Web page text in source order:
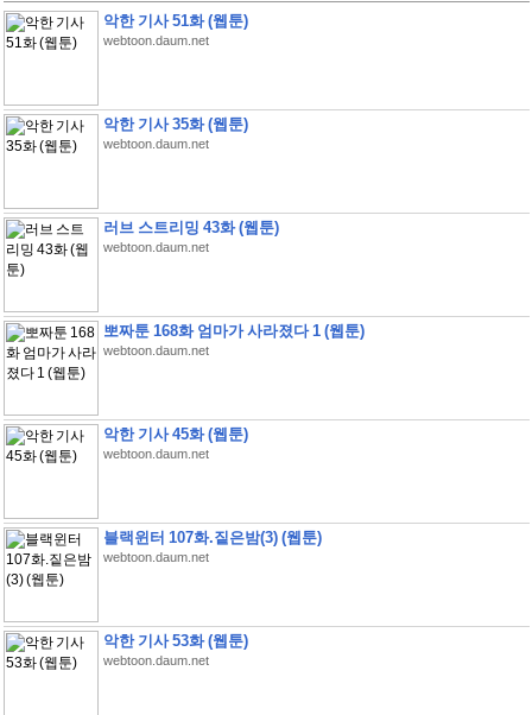
악한 기사 51화 (웹툰)
webtoon.daum.net
악한 기사 35화 (웹툰)
webtoon.daum.net
러브 스트리밍 43화 (웹툰)
webtoon.daum.net
뽀짜툰 168화 엄마가 사라졌다 1 (웹툰)
webtoon.daum.net
악한 기사 45화 (웹툰)
webtoon.daum.net
블랙윈터 107화.짙은밤(3) (웹툰)
webtoon.daum.net
악한 기사 53화 (웹툰)
webtoon.daum.net